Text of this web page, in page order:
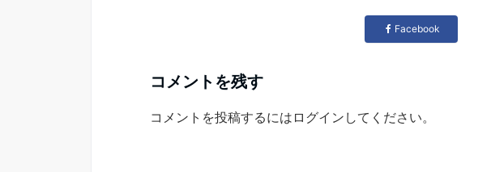
Facebook
コメントを残す
コメントを投稿するには ログイン してください。